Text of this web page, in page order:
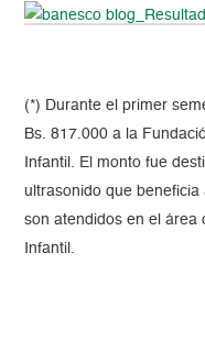
(*) Durante el primer
Bs. 817.000 a la
Infantil. El monto fue
ultrasonido que
son atendidos en el área
Infantil.